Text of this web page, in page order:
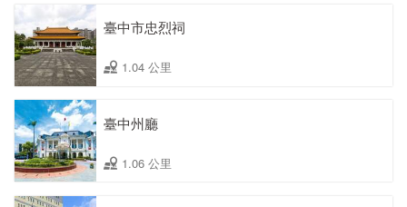
臺中市忠烈祠
1.04 公里
臺中州廳
1.06 公里